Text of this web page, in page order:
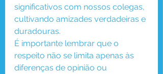
significativos com nossos colegas,
cultivando amizades verdadeiras e
duradouras.
É importante lembrar que o
respeito não se limita apenas às
diferenças de opinião ou